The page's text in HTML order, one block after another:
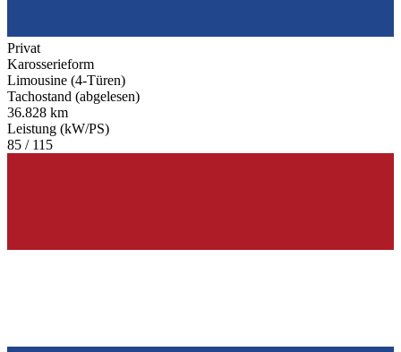
Privat
Karosserieform
Limousine (4-Türen)
Tachostand (abgelesen)
36.828 km
Leistung (kW/PS)
85 / 115